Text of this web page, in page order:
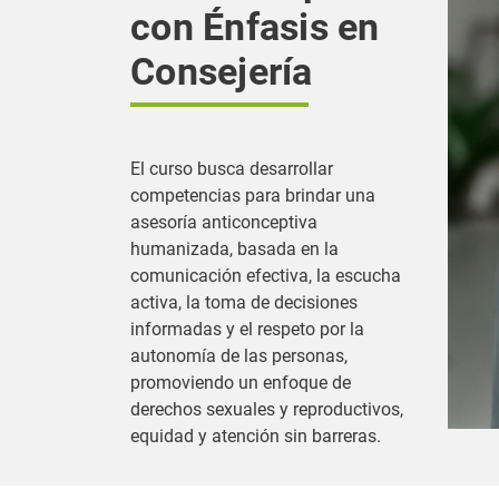
con Énfasis en
Consejería
El curso busca desarrollar
competencias para brindar una
asesoría anticonceptiva
humanizada, basada en la
comunicación efectiva, la escucha
activa, la toma de decisiones
informadas y el respeto por la
autonomía de las personas,
promoviendo un enfoque de
derechos sexuales y reproductivos,
equidad y atención sin barreras.